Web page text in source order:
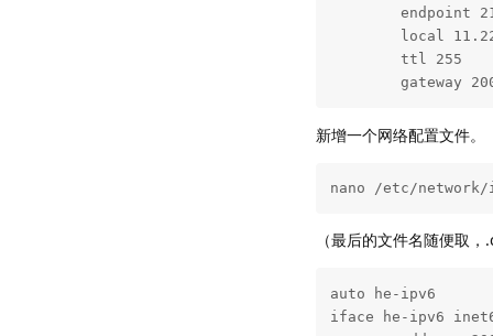
endpoint
local
        ttl 255
gateway
新增一个网络配置文件。
nano /etc/
（最后的文件名随便取
auto he-ipv6
iface he-ipv6